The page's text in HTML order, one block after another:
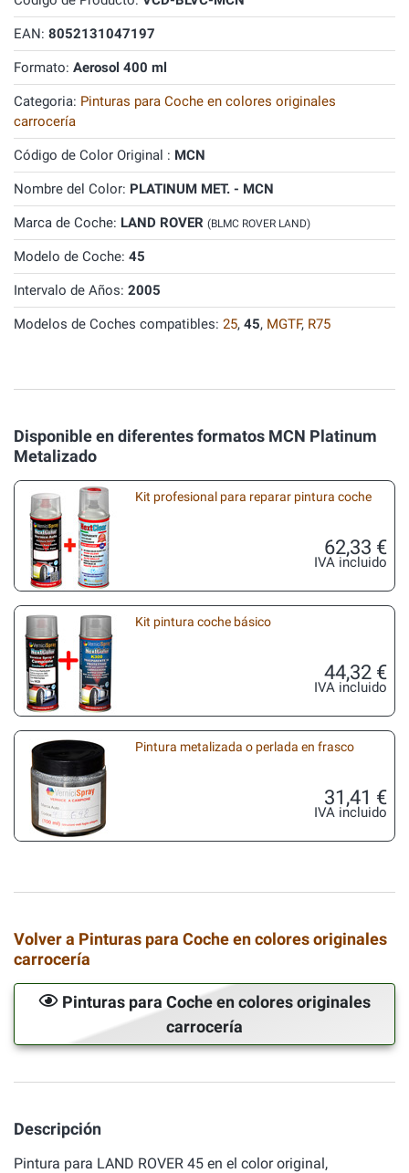
EAN: 8052131047197
Formato: Aerosol 400 ml
Categoria: Pinturas para Coche en colores originales
carrocería
Código de Color Original : MCN
Nombre del Color: PLATINUM MET. - MCN
Marca de Coche: LAND ROVER (BLMC ROVER LAND)
Modelo de Coche: 45
Intervalo de Años: 2005
Modelos de Coches compatibles: 25, 45, MGTF, R75
Disponible en diferentes formatos MCN Platinum
Metalizado
Kit profesional para reparar pintura coche
62,33 €
IVA incluido
Kit pintura coche básico
44,32 €
IVA incluido
Pintura metalizada o perlada en frasco
31,41 €
IVA incluido
Volver a Pinturas para Coche en colores originales
carrocería
Pinturas para Coche en colores originales
carrocería
Descripción
Pintura para LAND ROVER 45 en el color original,